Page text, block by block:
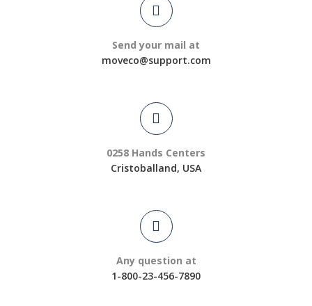
Send your mail at
moveco@support.com
0258 Hands Centers
Cristoballand, USA
Any question at
1-800-23-456-7890